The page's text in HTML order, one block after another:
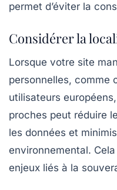
permet d’éviter la
Considérer la
Lorsque votre site
personnelles, comme
utilisateurs
proches peut réduire
les données et
environnemental.
enjeux liés à la